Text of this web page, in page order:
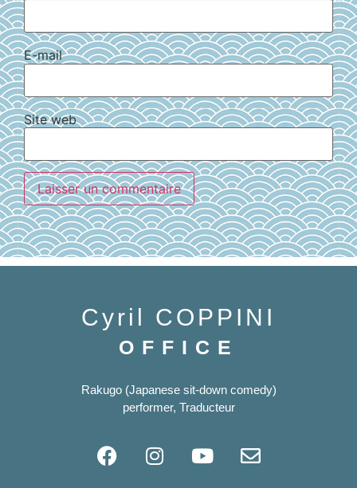
E-mail
Site web
Cyril COPPINI
OFFICE
Rakugo (Japanese sit-down comedy)
performer, Traducteur